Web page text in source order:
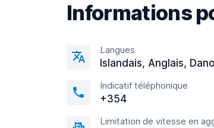
Informations
Langues
Islandais, Anglais,
Indicatif téléphonique
+354
Limitation de vitesse en